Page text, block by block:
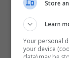
Store
Learn
Your personal
your device